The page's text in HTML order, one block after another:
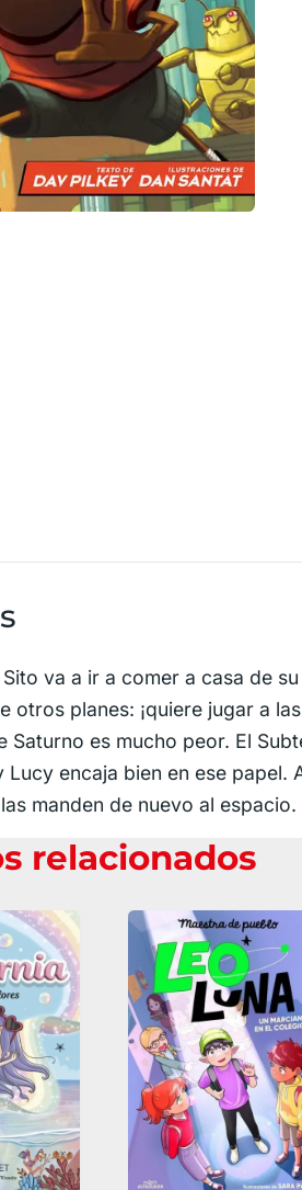
va a ir a comer a casa de
otros planes: ¡quiere jugar a
Saturno es mucho peor. El
Lucy encaja bien en ese
manden de nuevo al espacio.
relacionados